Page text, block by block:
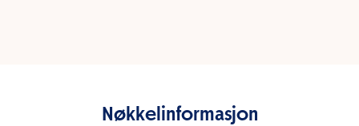
Nøkkelinformasjon